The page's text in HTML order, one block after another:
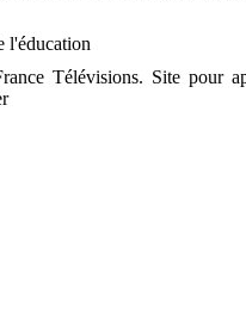
l'éducation
Télévisions. Site pour